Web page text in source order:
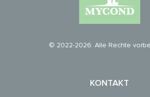
© 2022-2026. Alle Rechte
KONTAKT